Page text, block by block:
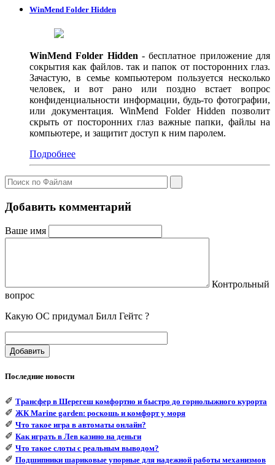
WinMend Folder Hidden
WinMend Folder Hidden - бесплатное приложение для
сокрытия как файлов. так и папок от посторонних глаз.
Зачастую, в семье компьютером пользуется несколько
человек, и вот рано или поздно встает вопрос
конфиденциальности информации, будь-то фотографии,
или документация. WinMend Folder Hidden позволит
скрыть от посторонних глаз важные папки, файлы на
компьютере, и защитит доступ к ним паролем.
Подробнее
Добавить комментарий
Ваше имя
Контрольный
вопрос
Какую ОС придумал Билл Гейтс ?
Добавить
Последние новости
✐ Трансфер в Шерегеш комфортно и быстро до горнолыжного курорта
✐ ЖК Marine garden: роскошь и комфорт у моря
✐ Что такое игра в автоматы онлайн?
✐ Как играть в Лев казино на деньги
✐ Что такое слоты с реальным выводом?
✐ Подшипники шариковые упорные для надежной работы механизмов